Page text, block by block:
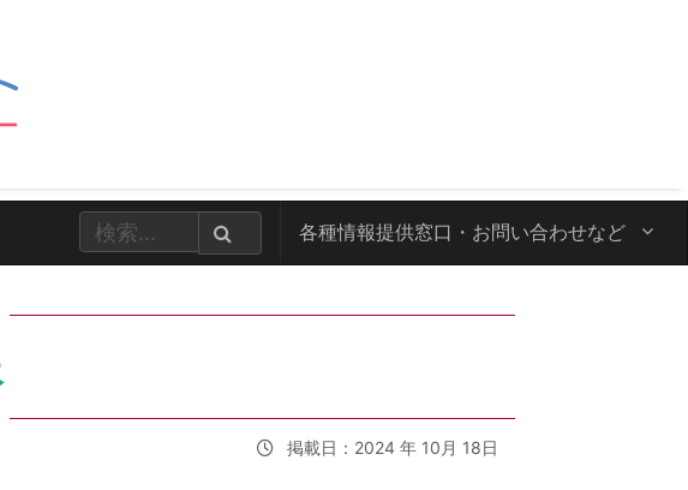
各種情報提供窓口・ お問い合わせなど
掲載日：2024 年 10月 18日